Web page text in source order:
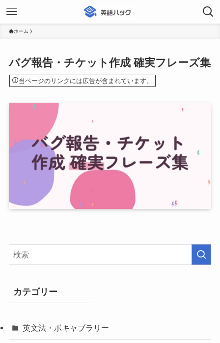
ホーム
バグ報告・チケット作成 確実フレーズ集
当ページのリンクには広告が含まれています。
カテゴリー
英文法・ボキャブラリー